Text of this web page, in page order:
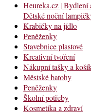
Heureka.cz | Bydlení
Dětské noční
Krabičky na jídlo
Peněženky
Stavebnice plastové
Kreativní tvoření
Nákupní tašky a
Městské batohy
Peněženky
Školní potřeby
Kosmetika a zdraví